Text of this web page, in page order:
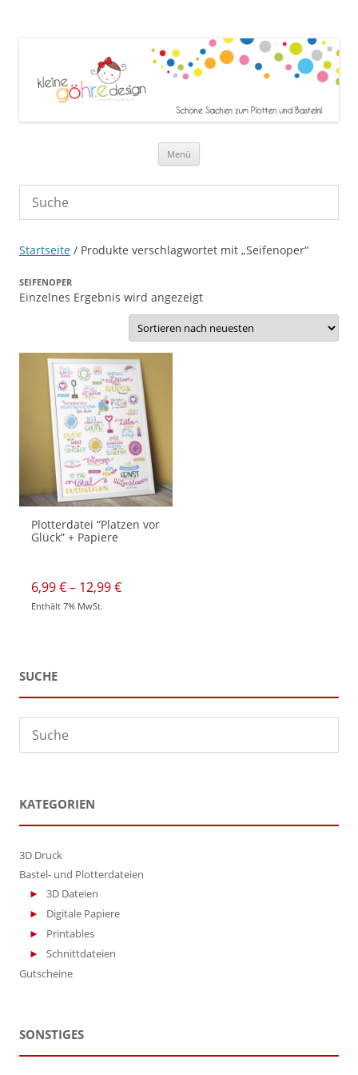
Menü
Startseite / Produkte verschlagwortet mit „Seifenoper“
SEIFENOPER
Einzelnes Ergebnis wird angezeigt
Plotterdatei “Platzen vor
Glück” + Papiere
6,99€– 12,99€Preisspanne:
Enthält 7% MwSt.
auf.
Die
Optionen
auf
der
Produktseite
gewählt
SUCHE
KATEGORIEN
3D Druck
Bastel- und Plotterdateien
3D Dateien
Digitale Papiere
Printables
Schnittdateien
Gutscheine
SONSTIGES